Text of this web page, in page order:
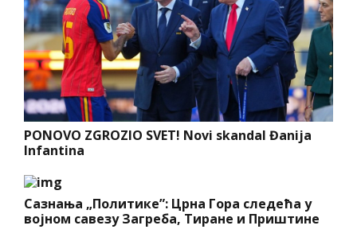
PONOVO ZGROZIO SVET! Novi skandal Đanija
Infantina
Сазнања „Политике”: Црна Гора следећа у
војном савезу Загреба, Тиране и Приштине